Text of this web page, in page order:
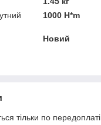
1000 H*m
Новий
тільки по передоплаті.